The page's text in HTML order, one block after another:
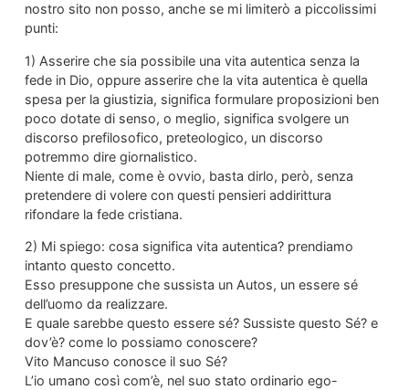
nostro sito non posso, anche se mi limiterò a piccolissimi
punti:
1) Asserire che sia possibile una vita autentica senza la
fede in Dio, oppure asserire che la vita autentica è quella
spesa per la giustizia, significa formulare proposizioni ben
poco dotate di senso, o meglio, significa svolgere un
discorso prefilosofico, preteologico, un discorso
potremmo dire giornalistico.
Niente di male, come è ovvio, basta dirlo, però, senza
pretendere di volere con questi pensieri addirittura
rifondare la fede cristiana.
2) Mi spiego: cosa significa vita autentica? prendiamo
intanto questo concetto.
Esso presuppone che sussista un Autos, un essere sé
dell’uomo da realizzare.
E quale sarebbe questo essere sé? Sussiste questo Sé? e
dov’è? come lo possiamo conoscere?
Vito Mancuso conosce il suo Sé?
L’io umano così com’è, nel suo stato ordinario ego-